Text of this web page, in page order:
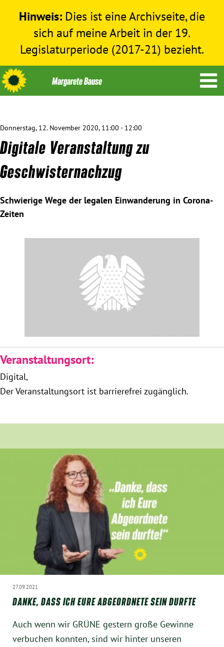
Hinweis: Dies ist eine Archivseite, die
sich auf meine Arbeit in der 19.
Legislaturperiode (2017-21) bezieht.
Themen
Menschenrechte
Bundestag 2017-2021
Mein Abstimmungsverhalten
Besuch in Berlin
Praktikum
Zur Person
Kontakt
Twitter
YouTube
Donnerstag, 12. November 2020, 11:00 - 12:00
Digitale Veranstaltung zu
Geschwisternachzug
Schwierige Wege der legalen Einwanderung in Corona-
Zeiten
Veranstaltungsort:
Digital
Der Veranstaltungsort ist barrierefrei zugänglich.
27.09.2021
DANKE, DASS ICH EURE ABGEORDNETE SEIN DURFTE
Auch wenn wir GRÜNE gestern große Gewinne
verbuchen konnten, sind wir hinter unseren